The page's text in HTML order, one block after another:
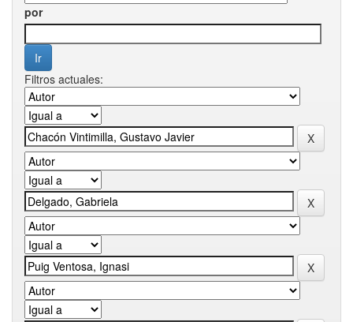
por
Filtros actuales: